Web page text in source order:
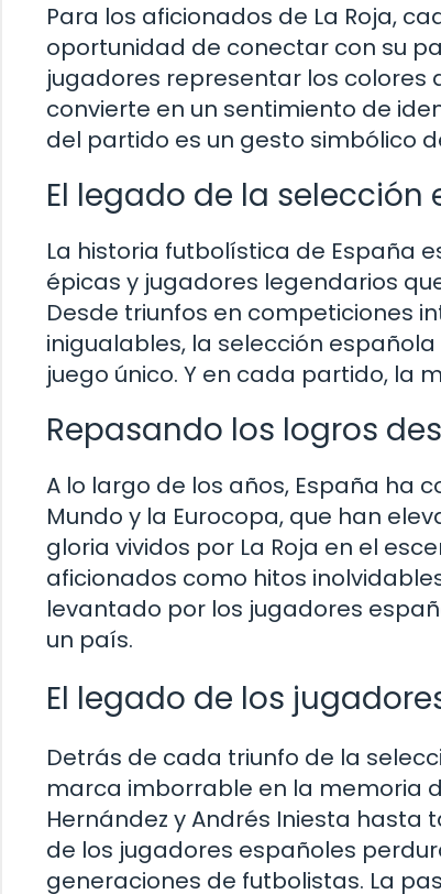
Para los aficionados de La Roja,
oportunidad de conectar con su
jugadores representar los colores
convierte en un sentimiento de
del partido es un gesto simbólico
El legado de la
La historia futbolística de España
épicas y jugadores legendarios
Desde triunfos en competiciones
inigualables, la selección
juego único. Y en cada partido, la
Repasando los logros
A lo largo de los años, España ha
Mundo y la Eurocopa, que han
gloria vividos por La Roja en el
aficionados como hitos
levantado por los jugadores
un país.
El legado de los
Detrás de cada triunfo de la
marca imborrable en la memoria
Hernández y Andrés Iniesta hasta
de los jugadores españoles
generaciones de futbolistas. La